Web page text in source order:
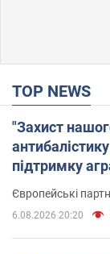
TOP NEWS
"Захист
підтримку
Європейські
6.08.2026 20:20